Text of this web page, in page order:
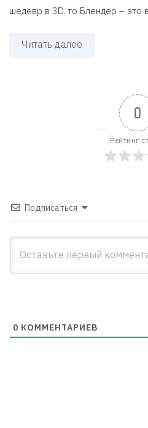
шедевр в 3D, то Блендер – это
Читать далее
0
Рейтинг
Подписаться
0 КОММЕНТАРИЕВ